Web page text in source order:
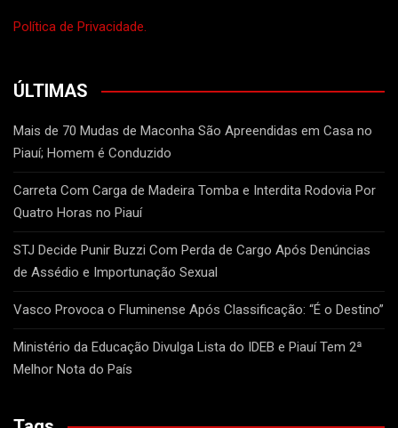
Política de Privacidade.
ÚLTIMAS
Mais de 70 Mudas de Maconha São Apreendidas em Casa no
Piauí; Homem é Conduzido
Carreta Com Carga de Madeira Tomba e Interdita Rodovia Por
Quatro Horas no Piauí
STJ Decide Punir Buzzi Com Perda de Cargo Após Denúncias
de Assédio e Importunação Sexual
Vasco Provoca o Fluminense Após Classificação: “É o Destino”
Ministério da Educação Divulga Lista do IDEB e Piauí Tem 2ª
Melhor Nota do País